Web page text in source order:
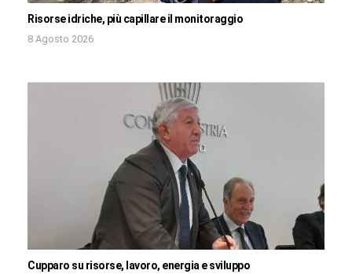
Risorse idriche, più capillare il monitoraggio
8 Agosto 2026
Cupparo su risorse, lavoro, energia e sviluppo